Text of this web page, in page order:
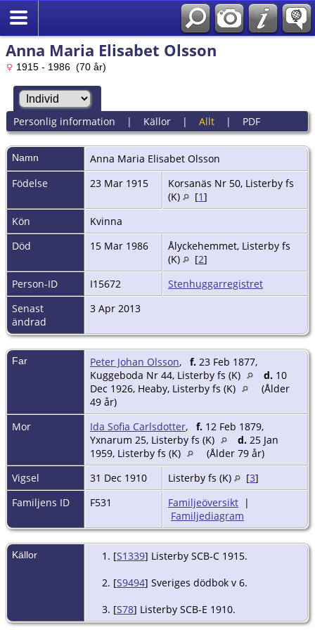
Anna Maria Elisabet Olsson
1915 - 1986 (70 år)
Personlig information | Källor| Allt| PDF
Namn Anna Maria Elisabet Olsson
Födelse
23 Mar 1915
Korsanäs Nr 50, Listerby fs
(K)
[1]
Kön
Kvinna
Död
15 Mar 1986
Ålyckehemmet, Listerby fs
(K)
[2]
Person-ID
I15672
Stenhuggarregistret
Senast
ändrad
3 Apr 2013
Far Peter Johan Olsson, f. 23 Feb 1877,
Kuggeboda Nr 44, Listerby fs (K)
d. 10
Dec 1926, Heaby, Listerby fs (K)
(Ålder
49 år)
Mor
Ida Sofia Carlsdotter, f. 12 Feb 1879,
Yxnarum 25, Listerby fs (K)
d. 25 Jan
1959, Listerby fs (K)
(Ålder 79 år)
Vigsel
31 Dec 1910 Listerby fs (K) [3]
Familjens ID
F531 Familjeöversikt |
Familjediagram
Källor [S1339] Listerby SCB-C 1915.
[S9494] Sveriges dödbok v 6.
[S78] Listerby SCB-E 1910.